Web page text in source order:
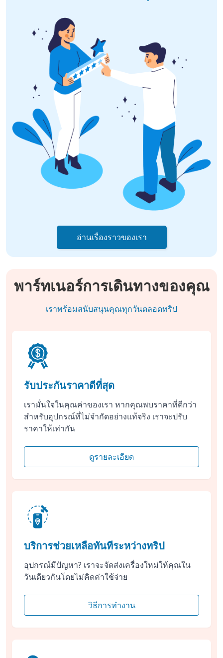
อ่านเรื่องราวของเรา
พาร์ทเนอร์การเดินทางของคุณ
เราพร้อมสนับสนุนคุณทุกวันตลอดทริป
รับประกันราคาดีที่สุด
เรามั่นใจในคุณค่าของเรา หากคุณพบราคาที่ดีกว่า
สำหรับอุปกรณ์ที่ไม่จำกัดอย่างแท้จริง เราจะปรับ
ราคาให้เท่ากัน
ดูรายละเอียด
บริการช่วยเหลือทันทีระหว่างทริป
อุปกรณ์มีปัญหา? เราจะจัดส่งเครื่องใหม่ให้คุณใน
วันเดียวกันโดยไม่คิดค่าใช้จ่าย
วิธีการทำงาน